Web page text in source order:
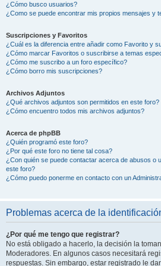
¿Cómo busco usuarios?
¿Como se puede encontrar mis propios mensajes y
Suscripciones y Favoritos
¿Cuál es la diferencia entre añadir como Favorito y
¿Cómo marcar Favoritos o suscribirse a temas
¿Cómo me suscribo a un foro específico?
¿Cómo borro mis suscripciones?
Archivos Adjuntos
¿Qué archivos adjuntos son permitidos en este foro?
¿Cómo encuentro todos mis archivos adjuntos?
Acerca de phpBB
¿Quién programó este foro?
¿Por qué este foro no tiene tal cosa?
¿Con quién se puede contactar acerca de abusos o
este foro?
¿Cómo puedo ponerme en contacto con un
Problemas acerca de la
¿Por qué me tengo que registrar?
No está obligado a hacerlo, la decisión la
Moderadores. En algunos casos necesitará
respuestas. Sin embargo, estar registrado le